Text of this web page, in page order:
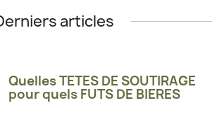
articles
Quelles TETES DE SOUTIRAGE
pour quels FUTS DE BIERES